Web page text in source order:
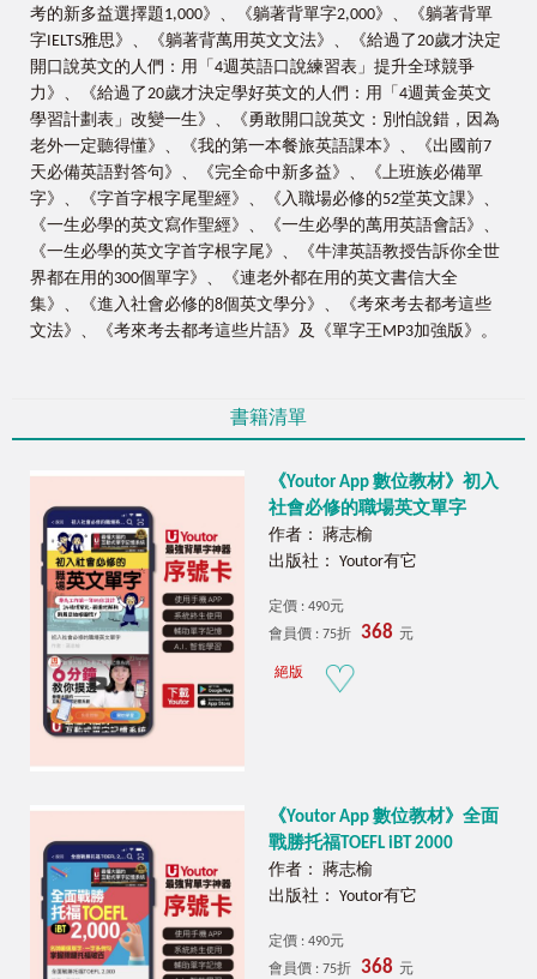
考的新多益選擇題1,000》、《躺著背單字2,000》、《躺著背單
字IELTS雅思》、《躺著背萬用英文文法》、《給過了20歲才決定
開口說英文的人們：用「4週英語口說練習表」提升全球競爭
力》、《給過了20歲才決定學好英文的人們：用「4週黃金英文
學習計劃表」改變一生》、《勇敢開口說英文：別怕說錯，因為
老外一定聽得懂》、《我的第一本餐旅英語課本》、《出國前7
天必備英語對答句》、《完全命中新多益》、《上班族必備單
字》、《字首字根字尾聖經》、《入職場必修的52堂英文課》、
《一生必學的英文寫作聖經》、《一生必學的萬用英語會話》、
《一生必學的英文字首字根字尾》、《牛津英語教授告訴你全世
界都在用的300個單字》、《連老外都在用的英文書信大全
集》、《進入社會必修的8個英文學分》、《考來考去都考這些
文法》、《考來考去都考這些片語》及《單字王MP3加強版》。
書籍清單
《Youtor App 數位教材》初入
社會必修的職場英文單字
作者： 蔣志榆
出版社： Youtor有它
定價 : 490元
會員價 : 75折
368 元
絕版
《Youtor App 數位教材》全面
戰勝托福TOEFL iBT 2000
作者： 蔣志榆
出版社： Youtor有它
定價 : 490元
會員價 : 75折
368 元